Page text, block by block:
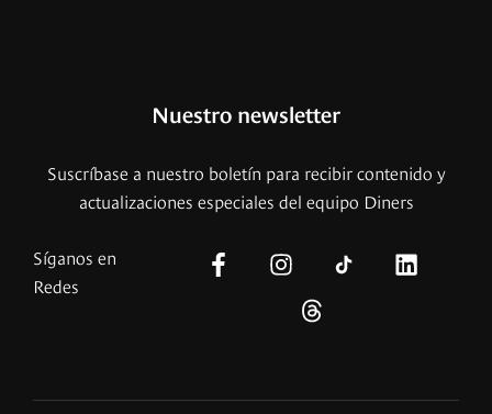
Nuestro newsletter
Suscríbase a nuestro boletín para recibir contenido y
actualizaciones especiales del equipo Diners
Síganos en
Redes